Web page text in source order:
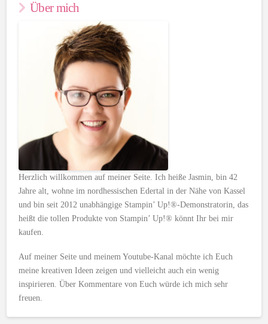
Über mich
Herzlich willkommen auf meiner Seite. Ich heiße Jasmin, bin 42
Jahre alt, wohne im nordhessischen Edertal in der Nähe von Kassel
und bin seit 2012 unabhängige Stampin’ Up!®-Demonstratorin, das
heißt die tollen Produkte von Stampin’ Up!® könnt Ihr bei mir
kaufen.
Auf meiner Seite und meinem Youtube-Kanal möchte ich Euch
meine kreativen Ideen zeigen und vielleicht auch ein wenig
inspirieren. Über Kommentare von Euch würde ich mich sehr
freuen.